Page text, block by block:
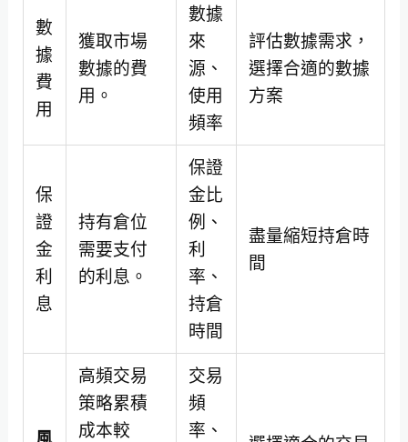
數
據
費
用
獲取市場
數據的費
用。
數據
來
源、
使用
頻率
評估數據需求，
選擇合適的數據
方案
保
證
金
利
息
持有倉位
需要支付
的利息。
保證
金比
例、
利
率、
持倉
時間
盡量縮短持倉時
間
高頻交易
策略累積
成本較
交易
頻
率、